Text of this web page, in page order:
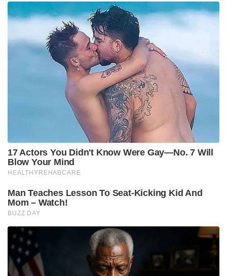
17 Actors You Didn't Know Were Gay—No. 7 Will
Blow Your Mind
HEALTHYREHABCARE
Man Teaches Lesson To Seat-Kicking Kid And
Mom – Watch!
BUZZ DAY